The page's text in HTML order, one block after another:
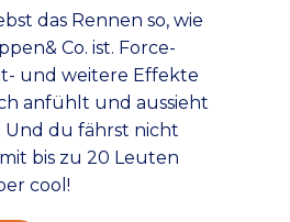
das Rennen so, wie
Co. ist. Force-
und weitere Effekte
anfühlt und aussieht
Und du fährst nicht
bis zu 20 Leuten
cool!